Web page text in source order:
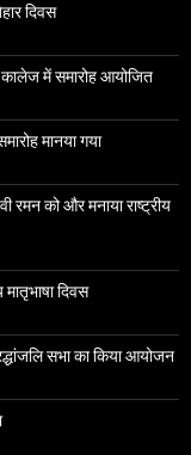
दिवस
कालेज में समारोह आयोजित
मानया गया
रमन को और मनाया राष्ट्रीय
दिवस
सभा का किया आयोजन